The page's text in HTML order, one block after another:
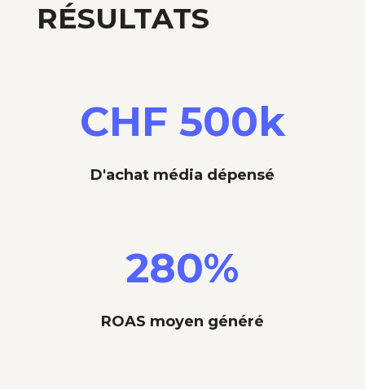
RÉSULTATS
CHF 500k
D'achat média dépensé
280%
ROAS moyen généré